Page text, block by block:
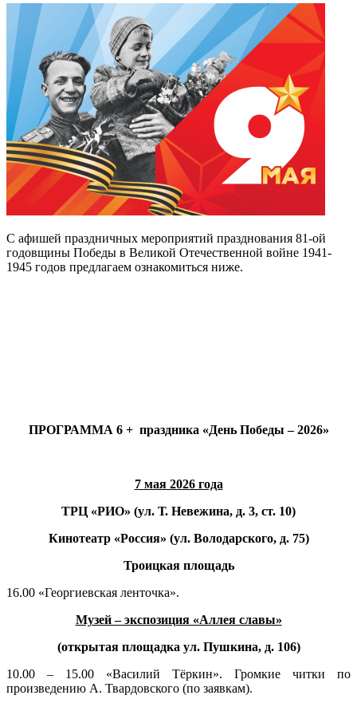
C афишей праздничных мероприятий празднования 81-ой
годовщины Победы в Великой Отечественной войне 1941-
1945 годов предлагаем ознакомиться ниже.
ПРОГРАММА 6 + праздника «День Победы – 2026»
7 мая 2026 года
ТРЦ «РИО» (ул. Т. Невежина, д. 3, ст. 10)
Кинотеатр «Россия» (ул. Володарского, д. 75)
Троицкая площадь
16.00 «Георгиевская ленточка».
Музей – экспозиция «Аллея славы»
(открытая площадка ул. Пушкина, д. 106)
10.00 – 15.00 «Василий Тёркин». Громкие читки по
произведению А. Твардовского (по заявкам).